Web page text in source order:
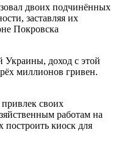
двоих подчинённых
заставляя их
Покровска
доход с этой
миллионов гривен.
своих
работам на
построить киоск для